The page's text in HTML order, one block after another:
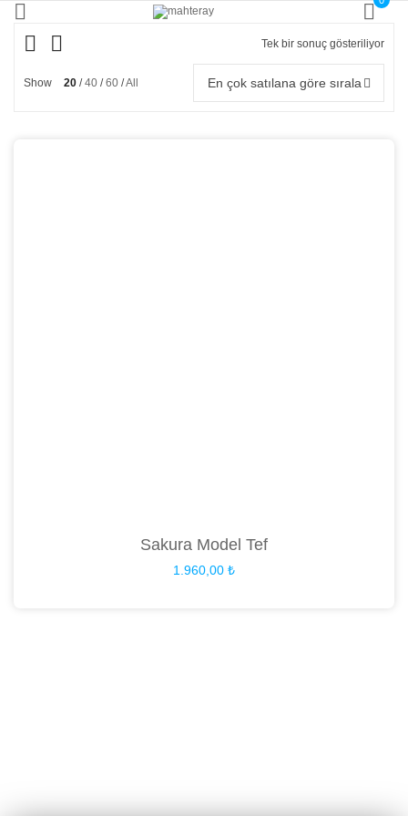
Tek bir sonuç gösteriliyor
Show 20 40 60 All En çok satılana göre sırala
Sakura Model Tef
1.960,00 ₺